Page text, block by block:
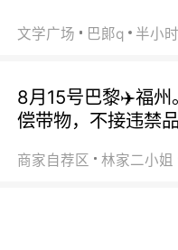
文学广场 巴郞q 半小
8月15号巴黎✈️福
偿带物，不接违禁
商家自荐区 林家二小姐